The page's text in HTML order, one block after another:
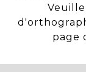
page